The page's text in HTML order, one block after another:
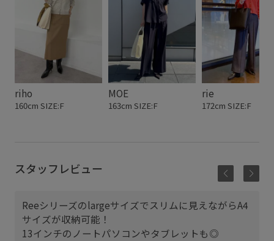
riho
160cm SIZE:F
MOE
163cm SIZE:F
rie
172cm SIZE:F
スタッフレビュー
Reeシリーズのlargeサイズでスリムに見えながらA4
サイズが収納可能！
13インチのノートパソコンやタブレットも◎